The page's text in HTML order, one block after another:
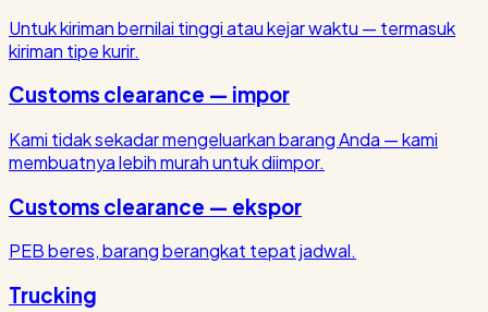
Untuk kiriman bernilai tinggi atau kejar waktu — termasuk
kiriman tipe kurir.
Customs clearance — impor
Kami tidak sekadar mengeluarkan barang Anda — kami
membuatnya lebih murah untuk diimpor.
Customs clearance — ekspor
PEB beres, barang berangkat tepat jadwal.
Trucking